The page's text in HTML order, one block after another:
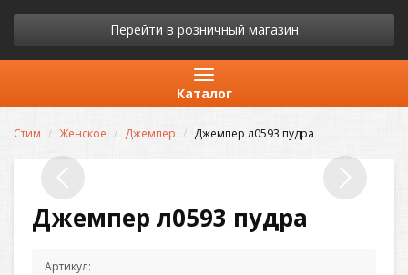
Перейти в розничный магазин
Каталог
Стим Женское Джемпер Джемпер л0593 пудра
Джемпер л0593 пудра
Артикул: